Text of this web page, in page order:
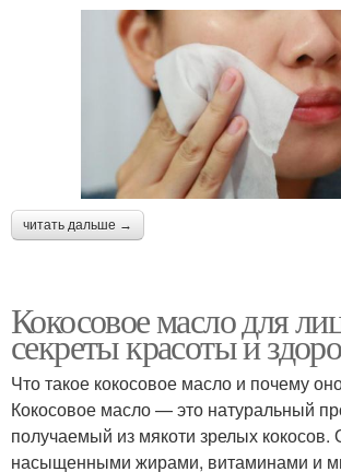
читать дальше →
Кокосовое масло для
секреты красоты и
Что такое кокосовое масло и почему
Кокосовое масло — это натуральный
получаемый из мякоти зрелых кокосов.
насыщенными жирами, витаминами и